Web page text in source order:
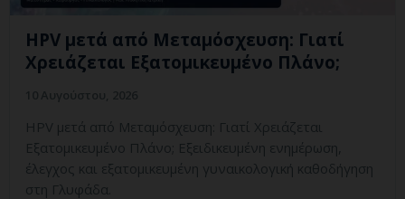
HPV μετά από Μεταμόσχευση: Γιατί
Χρειάζεται Εξατομικευμένο Πλάνο;
HPV μετά από Μεταμόσχευση: Γιατί Χρειάζεται
Εξατομικευμένο Πλάνο; Εξειδικευμένη ενημέρωση,
έλεγχος και εξατομικευμένη γυναικολογική καθοδήγηση
στη Γλυφάδα.